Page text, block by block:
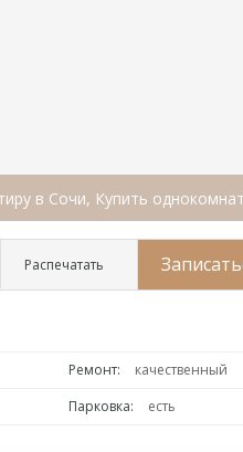
в Сочи, Купить
Распечатать
Ремонт:
качественный
Парковка: есть